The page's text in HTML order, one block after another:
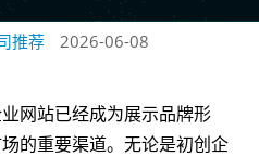
推荐 2026-06-08
网站已经成为展示品牌形
的重要渠道。无论是初创企